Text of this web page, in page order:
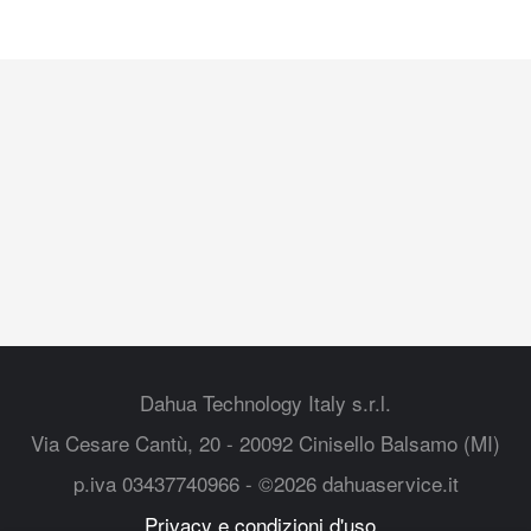
Dahua Technology Italy s.r.l.
Via Cesare Cantù, 20 - 20092 Cinisello Balsamo (MI)
p.iva 03437740966 - ©2026 dahuaservice.it
Privacy e condizioni d'uso